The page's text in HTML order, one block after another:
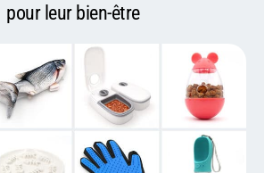
pour leur bien-être